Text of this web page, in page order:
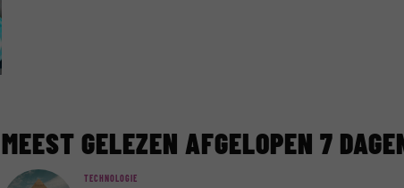
MEEST GELEZEN AFGELOPEN 7
TECHNOLOGIE